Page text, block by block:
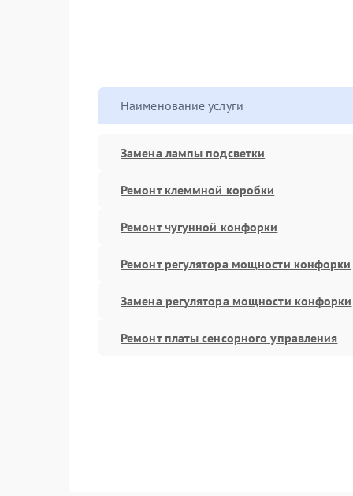
Наименование услуги
Замена лампы подсветки
Ремонт клеммной коробки
Ремонт чугунной конфорки
Ремонт регулятора мощности конфорки
Замена регулятора мощности конфорки
Ремонт платы сенсорного управления